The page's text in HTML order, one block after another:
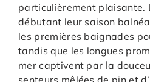
particulièrement plaisante.
débutant leur saison
les premières baignades
tandis que les longues
mer captivent par la
senteurs mêlées de pin et